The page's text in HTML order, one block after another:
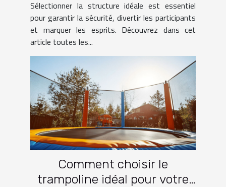
Sélectionner la structure idéale est essentiel
pour garantir la sécurité, divertir les participants
et marquer les esprits. Découvrez dans cet
article toutes les...
Comment choisir le
trampoline idéal pour votre